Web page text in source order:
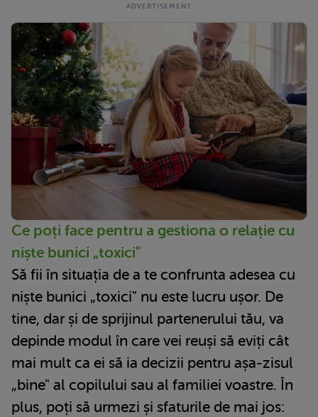
Ce poți face pentru a gestiona o relație cu
niște bunici „toxici"
Să fii în situația de a te confrunta adesea cu
niște bunici „toxici" nu este lucru ușor. De
tine, dar și de sprijinul partenerului tău, va
depinde modul în care vei reuși să eviți cât
mai mult ca ei să ia decizii pentru așa-zisul
„bine" al copilului sau al familiei voastre. În
plus, poți să urmezi și sfaturile de mai jos: